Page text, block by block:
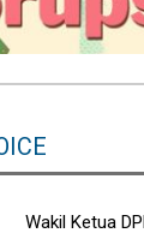
Wakil Ketua